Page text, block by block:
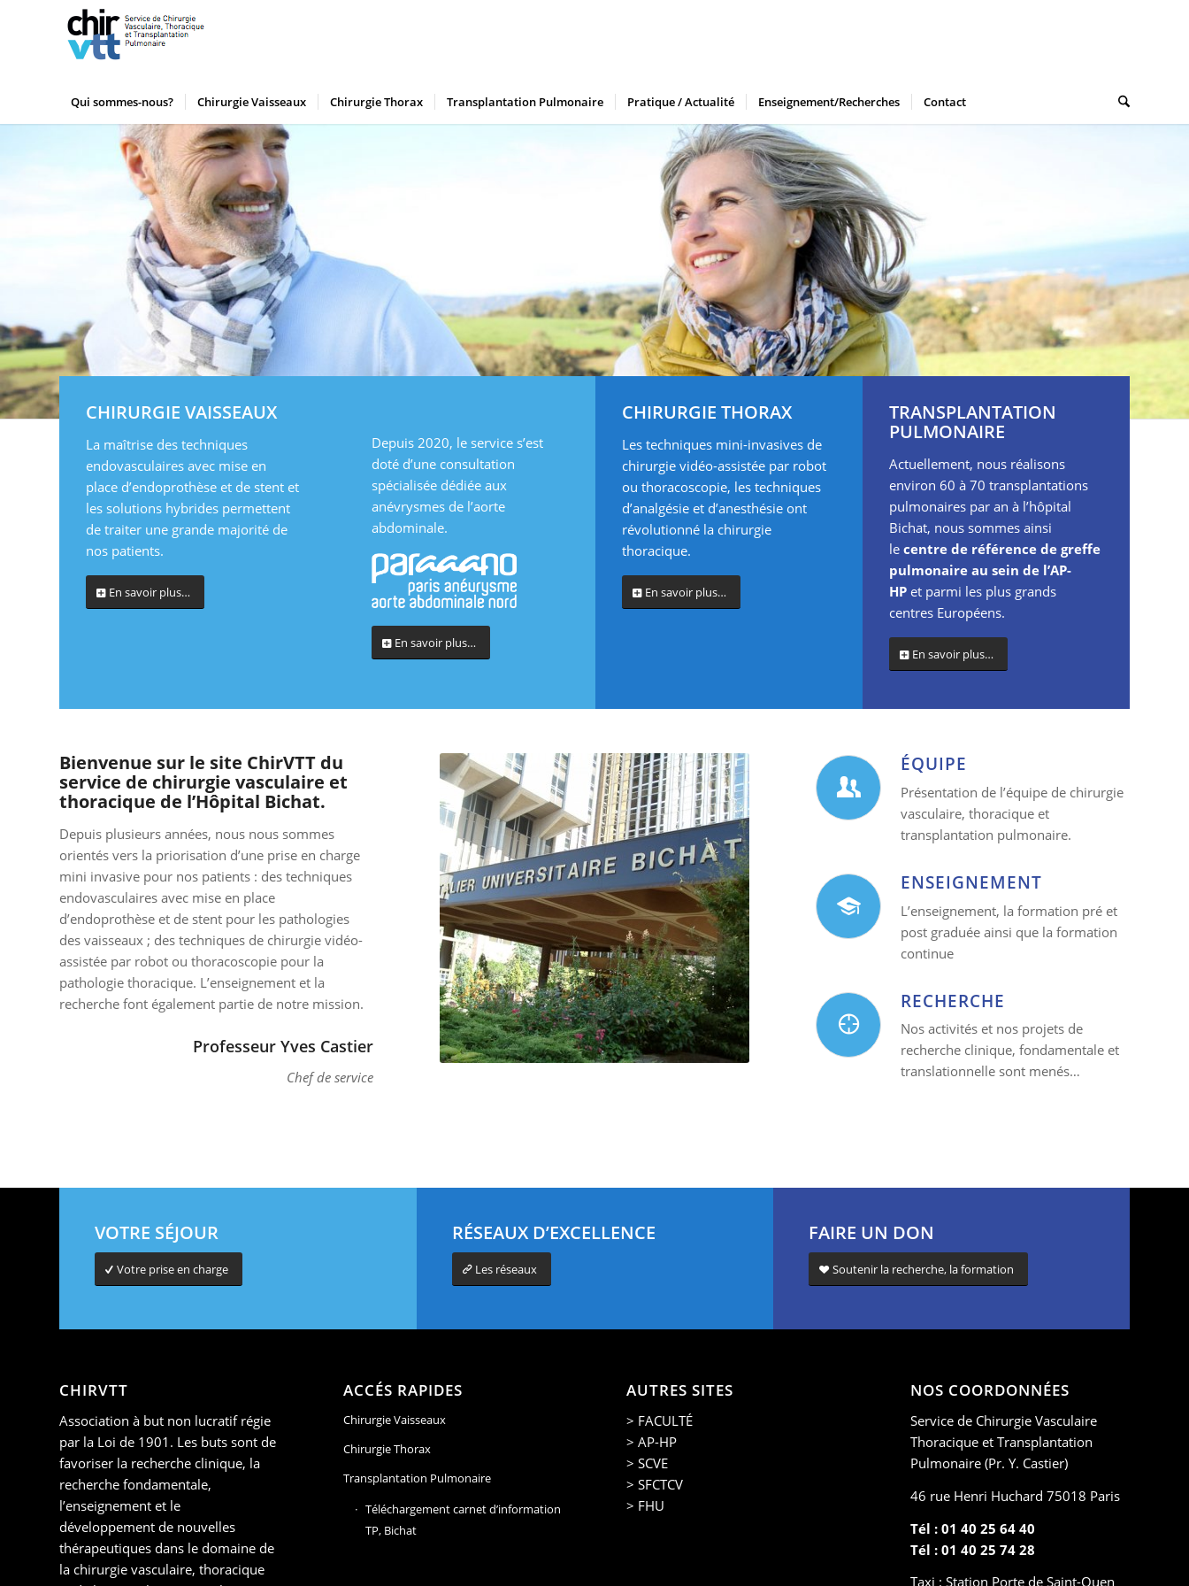
Qui sommes-nous? Chirurgie Vaisseaux Chirurgie Thorax Transplantation Pulmonaire Pratique / Actualité Enseignement/Recherches Contact
CHIRURGIE VAISSEAUX
La maîtrise des techniques
endovasculaires avec mise en
place d’endoprothèse et de stent et
les solutions hybrides permettent
de traiter une grande majorité de
nos patients.
En savoir plus…
Depuis 2020, le service s’est
doté d’une consultation
spécialisée dédiée aux
anévrysmes de l’aorte
abdominale.
En savoir plus…
CHIRURGIE THORAX
Les techniques mini-invasives de
chirurgie vidéo-assistée par robot
ou thoracoscopie, les techniques
d’analgésie et d’anesthésie ont
révolutionné la chirurgie
thoracique.
En savoir plus…
TRANSPLANTATION
PULMONAIRE
Actuellement, nous réalisons
environ 60 à 70 transplantations
pulmonaires par an à l’hôpital
Bichat, nous sommes ainsi
le centre de référence de greffe
pulmonaire au sein de l’AP-
HP et parmi les plus grands
centres Européens.
En savoir plus…
Bienvenue sur le site ChirVTT du
service de chirurgie vasculaire et
thoracique de l’Hôpital Bichat.
Depuis plusieurs années, nous nous sommes
orientés vers la priorisation d’une prise en charge
mini invasive pour nos patients : des techniques
endovasculaires avec mise en place
d’endoprothèse et de stent pour les pathologies
des vaisseaux ; des techniques de chirurgie vidéo-
assistée par robot ou thoracoscopie pour la
pathologie thoracique. L’enseignement et la
recherche font également partie de notre mission.
Professeur Yves Castier
Chef de service
ÉQUIPE
Présentation de l’équipe de chirurgie
vasculaire, thoracique et
transplantation pulmonaire.
ENSEIGNEMENT
L’enseignement, la formation pré et
post graduée ainsi que la formation
continue
RECHERCHE
Nos activités et nos projets de
recherche clinique, fondamentale et
translationnelle sont menés…
VOTRE SÉJOUR
Votre prise en charge
RÉSEAUX D’EXCELLENCE
Les réseaux
FAIRE UN DON
Soutenir la recherche, la formation
CHIRVTT
Association à but non lucratif régie
par la Loi de 1901. Les buts sont de
favoriser la recherche clinique, la
recherche fondamentale,
l’enseignement et le
développement de nouvelles
thérapeutiques dans le domaine de
la chirurgie vasculaire, thoracique
ACCÉS RAPIDES
Chirurgie Vaisseaux
Chirurgie Thorax
Transplantation Pulmonaire
Téléchargement carnet d’information
TP, Bichat
AUTRES SITES
> FACULTÉ
> AP-HP
> SCVE
> SFCTCV
> FHU
NOS COORDONNÉES
Service de Chirurgie Vasculaire
Thoracique et Transplantation
Pulmonaire (Pr. Y. Castier)
46 rue Henri Huchard 75018 Paris
Tél : 01 40 25 64 40
Tél : 01 40 25 74 28
Taxi : Station Porte de Saint-Ouen